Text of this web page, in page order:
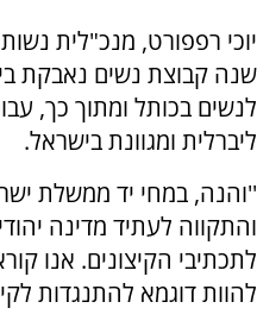
שנה קבוצת נשים נאבקת
לנשים בכותל ומתוך כך,
ליברלית ומגוונת בישראל.
''והנה, במחי יד ממשלת
והתקווה לעתיד מדינה
לתכתיבי הקיצונים. אנו
להוות דוגמא להתנגדות